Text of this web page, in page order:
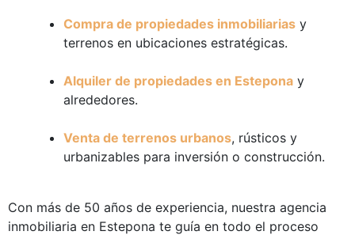
Compra de propiedades inmobiliarias y
terrenos en ubicaciones estratégicas.
Alquiler de propiedades en Estepona y
alrededores.
Venta de terrenos urbanos, rústicos y
urbanizables para inversión o construcción.
Con más de 50 años de experiencia, nuestra agencia
inmobiliaria en Estepona te guía en todo el proceso